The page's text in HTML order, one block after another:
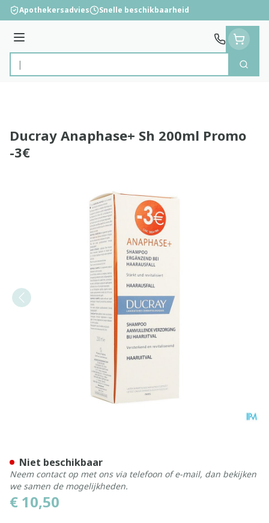
Ga naar de inhoud
Apothekersadvies Snelle beschikbaarheid
Menu
Product, merk, categorie...
Zoek
Ducray Anaphase+ Sh 200ml Promo
-3€
€ 10,50
Niet beschikbaar
Neem contact op met ons via telefoon of e-mail, dan bekijken
we samen de mogelijkheden.